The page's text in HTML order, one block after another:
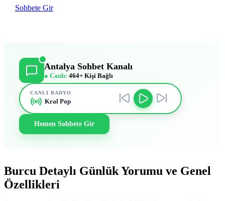
Sohbete Gir
Antalya Sohbet Kanalı
● Canlı: 464+ Kişi Bağlı
CANLI RADYO
Kral Pop
Hemen Sohbete Gir
Burcu Detaylı Günlük Yorumu ve Genel
Özellikleri